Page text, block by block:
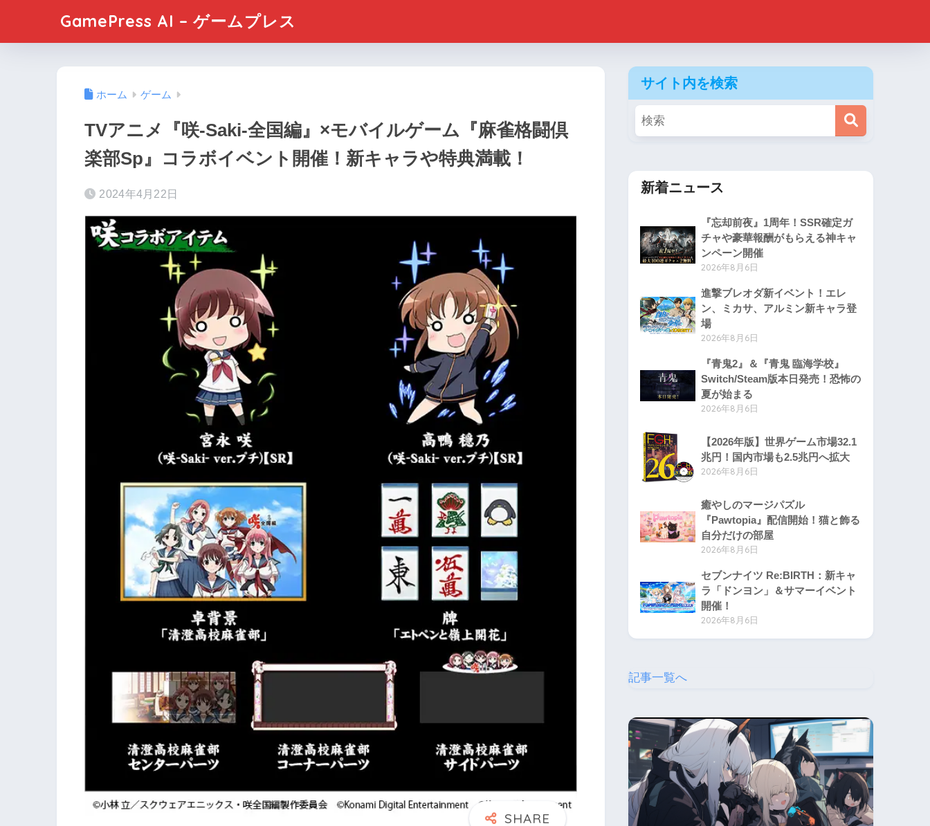
GamePress AI – ゲームプレス
ホーム ゲーム
TVアニメ『咲-Saki-全国編』×モバイルゲーム『麻雀格闘倶
楽部Sp』コラボイベント開催！新キャラや特典満載！
2024年4月22日
サイト内を検索
新着ニュース
『忘却前夜』1周年！SSR確定ガ
チャや豪華報酬がもらえる神キャ
ンペーン開催
2026年8月6日
進撃ブレオダ新イベント！エレ
ン、ミカサ、アルミン新キャラ登
場
2026年8月6日
『青鬼2』＆『青鬼 臨海学校』
Switch/Steam版本日発売！恐怖の
夏が始まる
2026年8月6日
【2026年版】世界ゲーム市場32.1
兆円！国内市場も2.5兆円へ拡大
2026年8月6日
癒やしのマージパズル
『Pawtopia』配信開始！猫と飾る
自分だけの部屋
2026年8月6日
セブンナイツ Re:BIRTH：新キャ
ラ「ドンヨン」＆サマーイベント
開催！
2026年8月6日
記事一覧へ